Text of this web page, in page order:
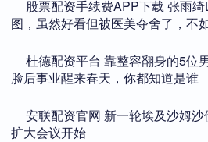
股票配资手续费APP下载 张雨
图，虽然好看但被医美夺舍了，不
杜德配资平台 靠整容翻身的5位
脸后事业醒来春天，你都知道是谁
安联配资官网 新一轮埃及沙姆
扩大会议开始